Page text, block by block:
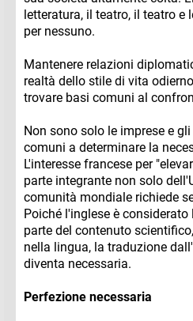
letteratura, il teatro, il teatro e
per nessuno.
Mantenere relazioni
realtà dello stile di vita
trovare basi comuni al
Non sono solo le imprese e
comuni a determinare la
L'interesse francese per
parte integrante non solo
comunità mondiale richiede
Poiché l'inglese è
parte del contenuto
nella lingua, la traduzione
diventa necessaria.
Perfezione necessaria